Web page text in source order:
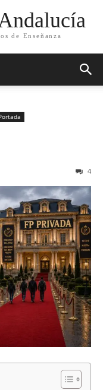
de Enseñanza
4